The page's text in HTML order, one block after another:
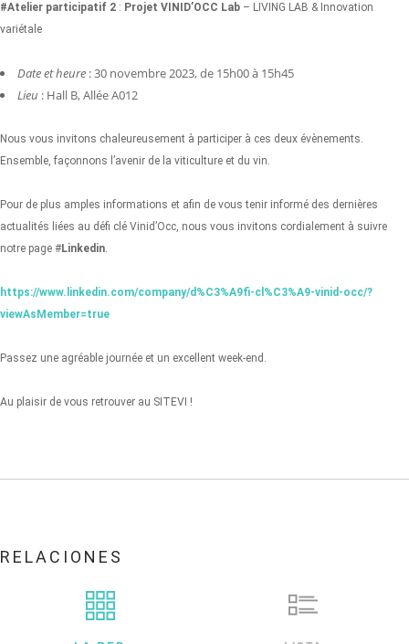
#Atelier participatif 2 : Projet VINID’OCC Lab – LIVING LAB & Innovation
variétale
Date et heure : 30 novembre 2023, de 15h00 à 15h45
Lieu : Hall B, Allée A012
Nous vous invitons chaleureusement à participer à ces deux évènements.
Ensemble, façonnons l’avenir de la viticulture et du vin.
Pour de plus amples informations et afin de vous tenir informé des dernières
actualités liées au défi clé Vinid’Occ, nous vous invitons cordialement à suivre
notre page #Linkedin.
https://www.linkedin.com/company/d%C3%A9fi-cl%C3%A9-vinid-occ/?
viewAsMember=true
Passez une agréable journée et un excellent week-end.
Au plaisir de vous retrouver au SITEVI !
RELACIONES